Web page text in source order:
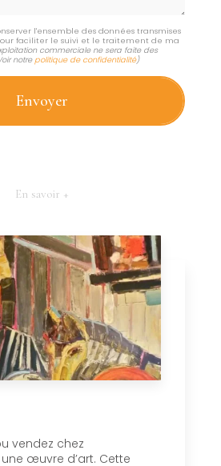
l'ensemble des données transmises
faciliter le suivi et le traitement de ma
commerciale ne sera faite des
notrepolitique de confidentialité)
En savoir +
vendez chez
œuvre d’art. Cette